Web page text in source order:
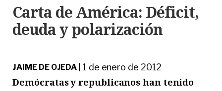
Carta de América: Déficit,
deuda y polarización
JAIME DE OJEDA 1 de enero de 2012
Demócratas y republicanos han tenido